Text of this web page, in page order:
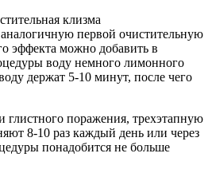
клизма
первой очистительную
эффекта можно добавить в
воду немного лимонного
держат 5-10 минут, после чего
глистного поражения, трехэтапную
8-10 раз каждый день или через
понадобится не больше